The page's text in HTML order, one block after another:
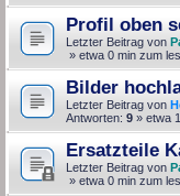
Profil oben
Letzter Beitrag von
» etwa 0 min zum
Bilder
Letzter Beitrag von
Antworten: 9 » etwa
Ersatzteile
Letzter Beitrag von
» etwa 0 min zum